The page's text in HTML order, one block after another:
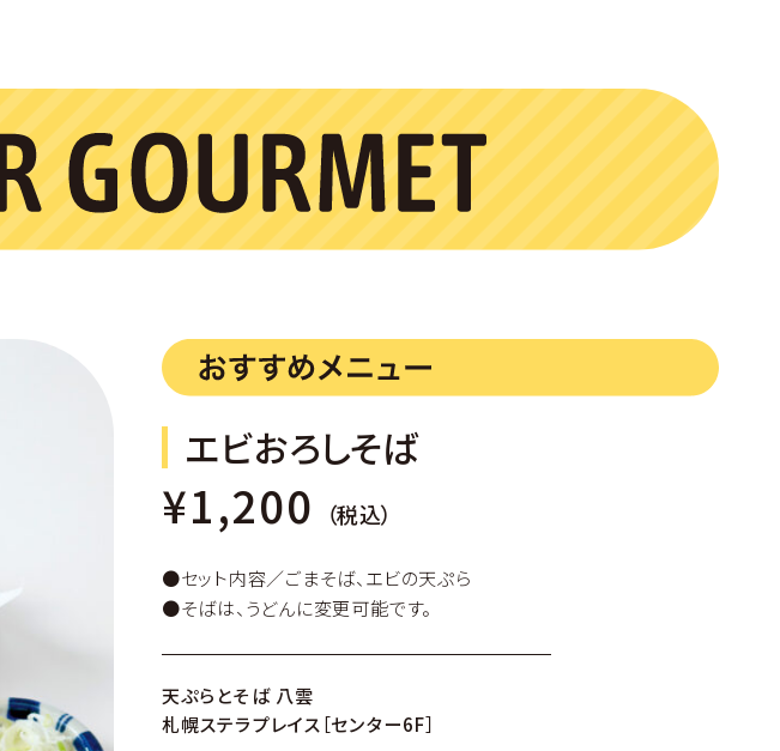
エビおろしそば
¥1,200 （税込）
●セット内容／ごまそば、エビの天ぷら
●そばは、うどんに変更可能です。
天ぷらとそば 八雲
札幌ステラプレイス［センター6F］